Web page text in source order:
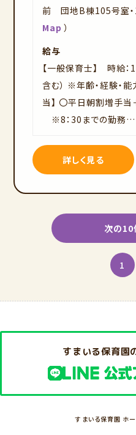
前 団地B棟105号室・
Map ）
給与
【一般保育士】 時給
含む） ※年齢・経験・
当】 〇平日朝割増手当
※8：30までの勤務…
詳しく見る
次の10
1
すまいる保育園
すまいる保育園 ホ